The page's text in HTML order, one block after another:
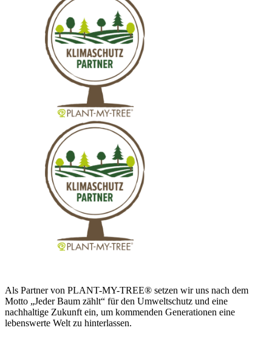
Als Partner von PLANT-MY-TREE® setzen wir uns nach dem
Motto „Jeder Baum zählt“ für den Umweltschutz und eine
nachhaltige Zukunft ein, um kommenden Generationen eine
lebenswerte Welt zu hinterlassen.